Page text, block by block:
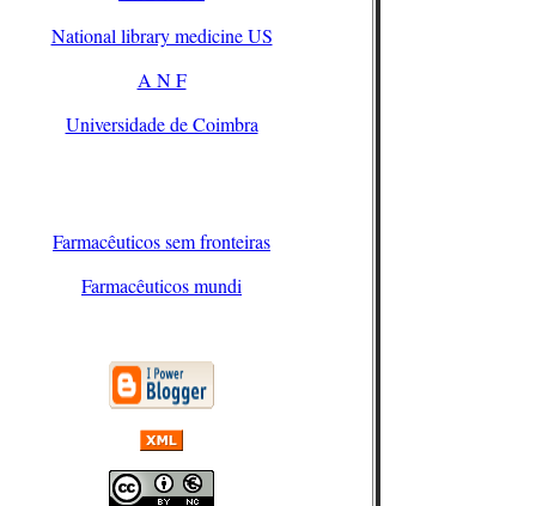
National library medicine US
A N F
Universidade de Coimbra
Farmacêuticos sem fronteiras
Farmacêuticos mundi